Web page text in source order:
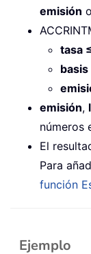
emisión o
tasa
emisión,
números
El
Para
función
Ejemplo